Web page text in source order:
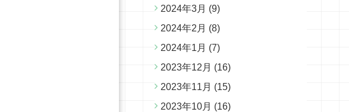
2024年3月 (9)
2024年2月 (8)
2024年1月 (7)
2023年12月 (16)
2023年11月 (15)
2023年10月 (16)